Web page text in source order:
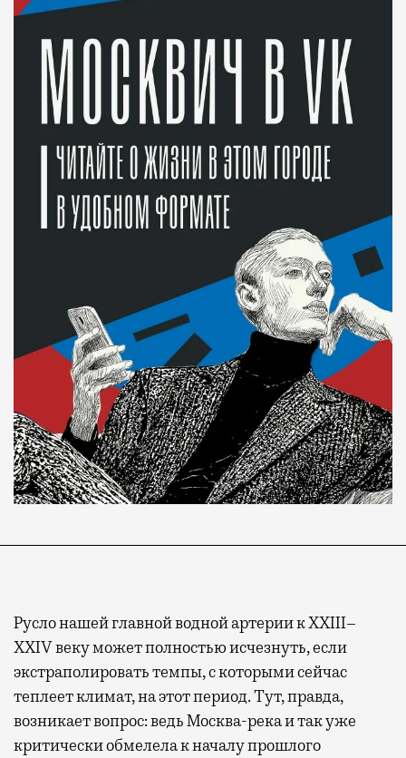
Русло нашей главной водной артерии к XXIII–
XXIV веку может полностью исчезнуть, если
экстраполировать темпы, с которыми сейчас
теплеет климат, на этот период. Тут, правда,
возникает вопрос: ведь Москва-река и так уже
критически обмелела к началу прошлого